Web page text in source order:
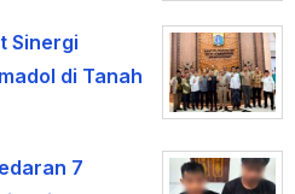
Sinergi
di Tanah
7